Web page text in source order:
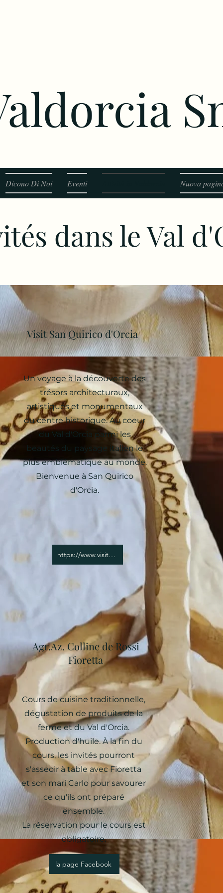
Dicono Di Noi Eventi Nuova
dans le Val
Visit San Quirico d'Orcia
Un voyage à la découverte des
trésors architecturaux,
artistiques et monumentaux
du centre historique. Au coeur
du Val d'Orcia parmi les
beautés du paysage italien le
plus emblématique au monde.
Bienvenue à San Quirico
d'Orcia.
https://www.visitsanquirico.it/scopri/
Agr.Az. Colline de Rossi
Fioretta
Cours de cuisine traditionnelle,
dégustation de produits de la
ferme et du Val d'Orcia.
Production d'huile. À la fin du
cours, les invités pourront
s'asseoir à table avec Fioretta
et son mari Carlo pour savourer
ce qu'ils ont préparé
ensemble.
La réservation pour le cours est
obligatoire.
la page Facebook